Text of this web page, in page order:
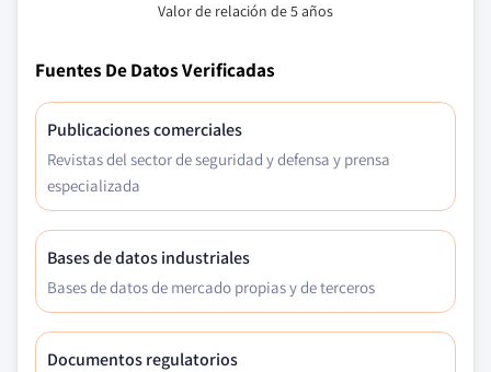
Valor de relación de 5 años
Fuentes De Datos Verificadas
Publicaciones comerciales
Revistas del sector de seguridad y defensa y prensa
especializada
Bases de datos industriales
Bases de datos de mercado propias y de terceros
Documentos regulatorios